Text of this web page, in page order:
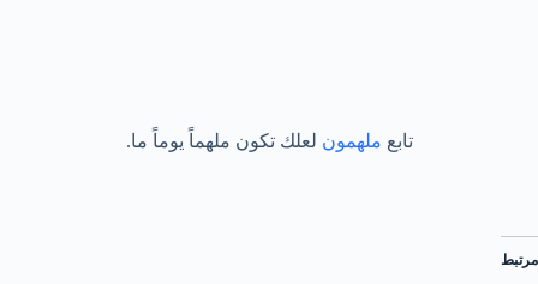
تابع ملهمون لعلك تكون ملهماً يوماً ما.
مرتبط